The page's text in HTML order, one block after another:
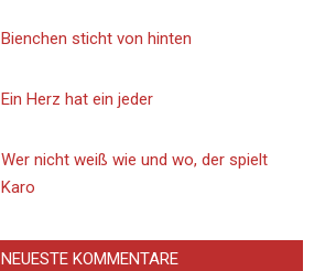
Bienchen sticht von hinten
Ein Herz hat ein jeder
Wer nicht weiß wie und wo, der spielt
Karo
NEUESTE KOMMENTARE